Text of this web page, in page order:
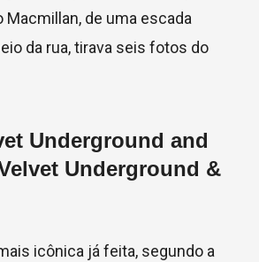
Macmillan, de uma escada
da rua, tirava seis fotos do
Underground and
Underground &
icônica já feita, segundo a